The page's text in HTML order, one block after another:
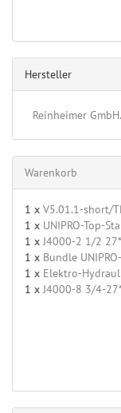
Hersteller
Reinheimer
Warenkorb
1 x V5.01.1-short/
1 x UNIPRO-Top-
1 xJ4000-2 1/2
1 x Bundle
1 x Elektro-
1 xJ4000-8 3/4-